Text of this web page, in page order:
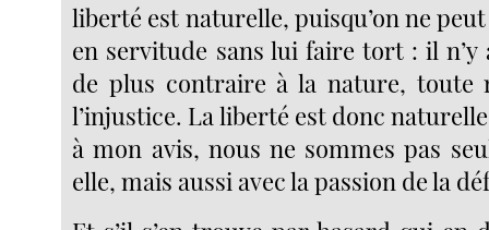
liberté est naturelle, puisqu’on ne
en servitude sans lui faire tort : il n’y
de plus contraire à la nature, toute
l’injustice. La liberté est donc
à mon avis, nous ne sommes pas
elle, mais aussi avec la passion de la